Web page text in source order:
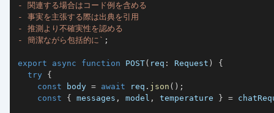
- 簡潔ながら包括的に ` ;
export async function POST( req : Request )
{
try
{
const body = await req . json ( ) ;
const
{ messages , model , temperature } =